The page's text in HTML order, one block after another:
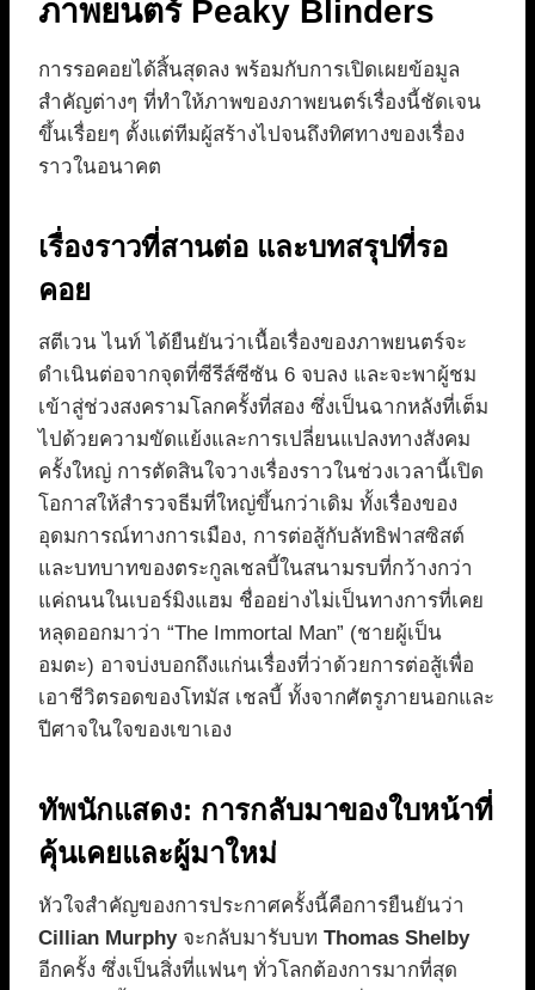
ภาพยนตร์ Peaky Blinders
การรอคอยได้สิ้นสุดลง พร้อมกับการเปิดเผยข้อมูล
สำคัญต่างๆ ที่ทำให้ภาพของภาพยนตร์เรื่องนี้ชัดเจน
ขึ้นเรื่อยๆ ตั้งแต่ทีมผู้สร้างไปจนถึงทิศทางของเรื่อง
ราวในอนาคต
เรื่องราวที่สานต่อ และบทสรุปที่รอ
คอย
สตีเวน ไนท์ ได้ยืนยันว่าเนื้อเรื่องของภาพยนตร์จะ
ดำเนินต่อจากจุดที่ซีรีส์ซีซัน 6 จบลง และจะพาผู้ชม
เข้าสู่ช่วงสงครามโลกครั้งที่สอง ซึ่งเป็นฉากหลังที่เต็ม
ไปด้วยความขัดแย้งและการเปลี่ยนแปลงทางสังคม
ครั้งใหญ่ การตัดสินใจวางเรื่องราวในช่วงเวลานี้เปิด
โอกาสให้สำรวจธีมที่ใหญ่ขึ้นกว่าเดิม ทั้งเรื่องของ
อุดมการณ์ทางการเมือง, การต่อสู้กับลัทธิฟาสซิสต์
และบทบาทของตระกูลเชลบี้ในสนามรบที่กว้างกว่า
แค่ถนนในเบอร์มิงแฮม ชื่ออย่างไม่เป็นทางการที่เคย
หลุดออกมาว่า “The Immortal Man” (ชายผู้เป็น
อมตะ) อาจบ่งบอกถึงแก่นเรื่องที่ว่าด้วยการต่อสู้เพื่อ
เอาชีวิตรอดของโทมัส เชลบี้ ทั้งจากศัตรูภายนอกและ
ปีศาจในใจของเขาเอง
ทัพนักแสดง: การกลับมาของใบหน้าที่
คุ้นเคยและผู้มาใหม่
หัวใจสำคัญของการประกาศครั้งนี้คือการยืนยันว่า
Cillian Murphyจะกลับมารับบท Thomas Shelby
อีกครั้ง ซึ่งเป็นสิ่งที่แฟนๆ ทั่วโลกต้องการมากที่สุด